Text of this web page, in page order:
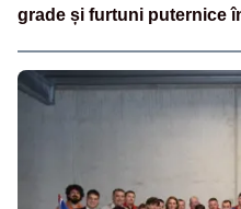
grade și furtuni puternice